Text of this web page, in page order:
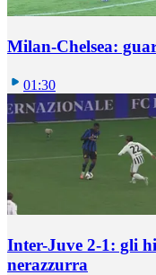
Milan-Chelsea:
01:30
Inter-Juve 2-1: gli
nerazzurra